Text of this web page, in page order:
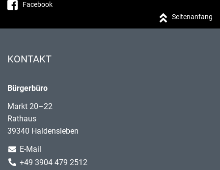
Facebook
Seitenanfang
KONTAKT
Bürgerbüro
Markt 20–22
Rathaus
39340 Haldensleben
E-Mail
+49 3904 479 2512